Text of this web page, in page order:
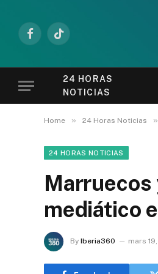
FacebookTikTok
24 HORAS
NOTICIAS
Home » 24 Horas Noticias »
24 HORAS NOTICIAS
mediático
By Iberia360 mars